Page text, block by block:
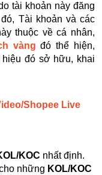
tài khoản này đăng
Tài khoản và các
thuộc về cá nhân,
vàng đó thể hiện,
đó sở hữu, khai
Shopee Live
KOC nhất định.
những KOL/KOC